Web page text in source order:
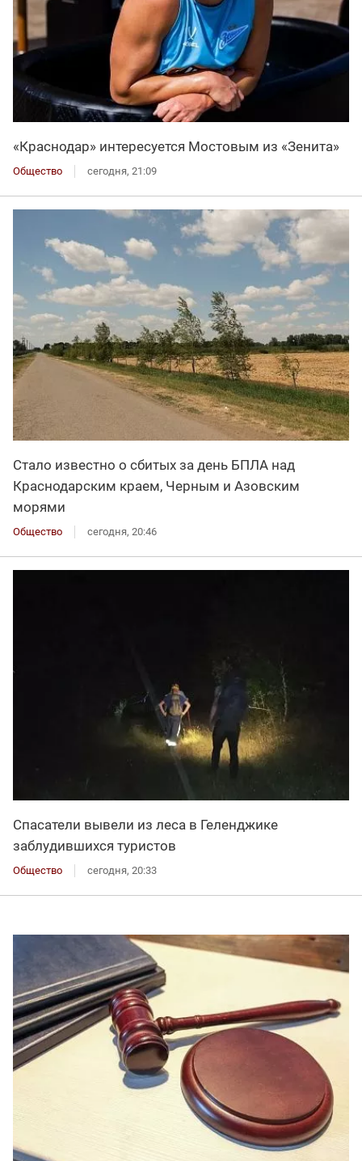
«Краснодар» интересуется Мостовым из «Зенита»
Общество сегодня, 21:09
Стало известно о сбитых за день БПЛА над
Краснодарским краем, Черным и Азовским
морями
Общество сегодня, 20:46
Спасатели вывели из леса в Геленджике
заблудившихся туристов
Общество сегодня, 20:33